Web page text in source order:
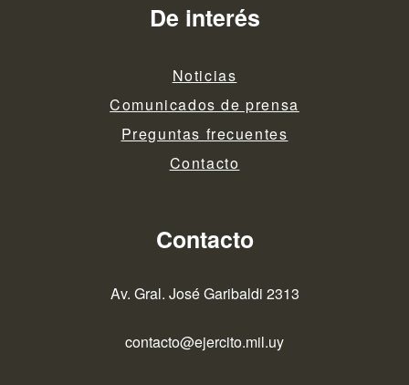
De interés
Noticias
Comunicados de prensa
Preguntas frecuentes
Contacto
Contacto
Av. Gral. José Garibaldi 2313
contacto@ejercito.mil.uy